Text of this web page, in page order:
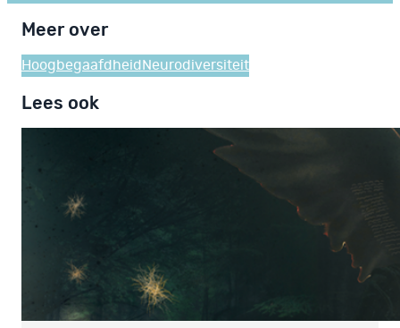
Meer over
Hoogbegaafdheid Neurodiversiteit
Lees ook